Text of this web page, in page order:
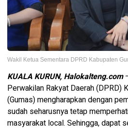
Wakil Ketua Sementara DPRD Kabupaten
KUALA KURUN, Halokalteng.com
Perwakilan Rakyat Daerah (DPRD)
(Gumas) mengharapkan dengan
sudah seharusnya tetap
masyarakat local. Sehingga, dapat